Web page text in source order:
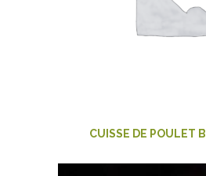
CUISSE DE POULET